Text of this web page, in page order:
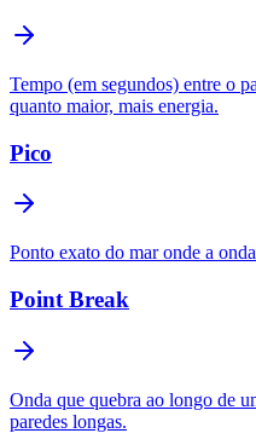
Tempo (em segundos) entre o
quanto maior, mais energia.
Pico
Ponto exato do mar onde a
Point Break
Onda que quebra ao longo de
paredes longas.